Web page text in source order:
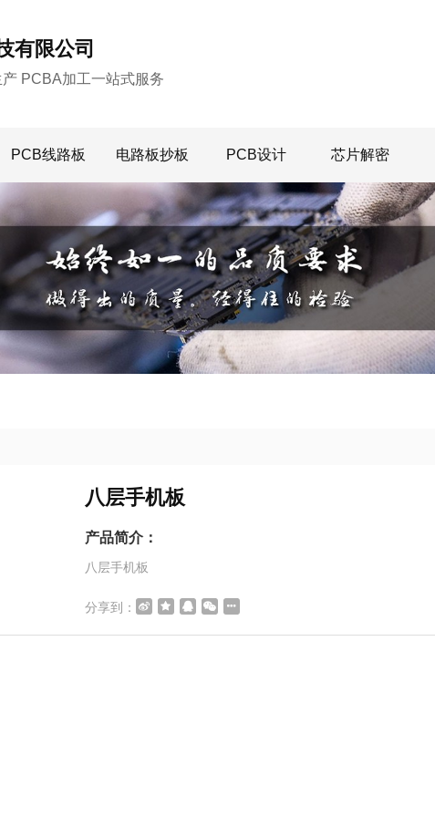
有限公司
PCBA加工一站式服务
PCB线路板 电路板抄板 PCB设计 芯片解密
八层手机板
产品简介：
八层手机板
分享到：